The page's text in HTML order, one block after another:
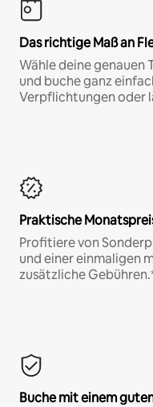
Das richtige Maß an
Wähle deine genauen
und buche ganz
Verpflichtungen oder
Praktische
Profitiere von
und einer einmaligen
zusätzliche
Buche mit einem